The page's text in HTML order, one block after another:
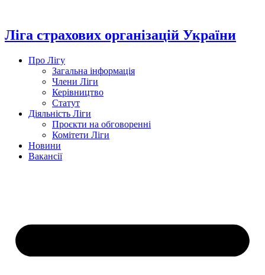
вмісту
Ліга страхових організацій України
Про Лігу
Загальна інформація
Члени Ліги
Керівництво
Статут
Діяльність Ліги
Проєкти на обговоренні
Комітети Ліги
Новини
Вакансії